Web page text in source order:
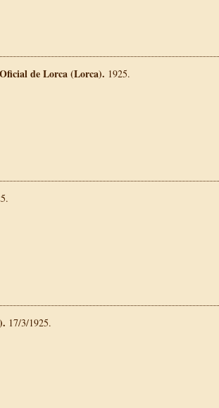
de Lorca (Lorca). 1925.
17/3/1925.